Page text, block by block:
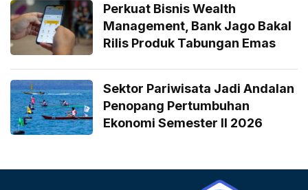
Perkuat Bisnis Wealth
Management, Bank Jago Bakal
Rilis Produk Tabungan Emas
Sektor Pariwisata Jadi Andalan
Penopang Pertumbuhan
Ekonomi Semester II 2026